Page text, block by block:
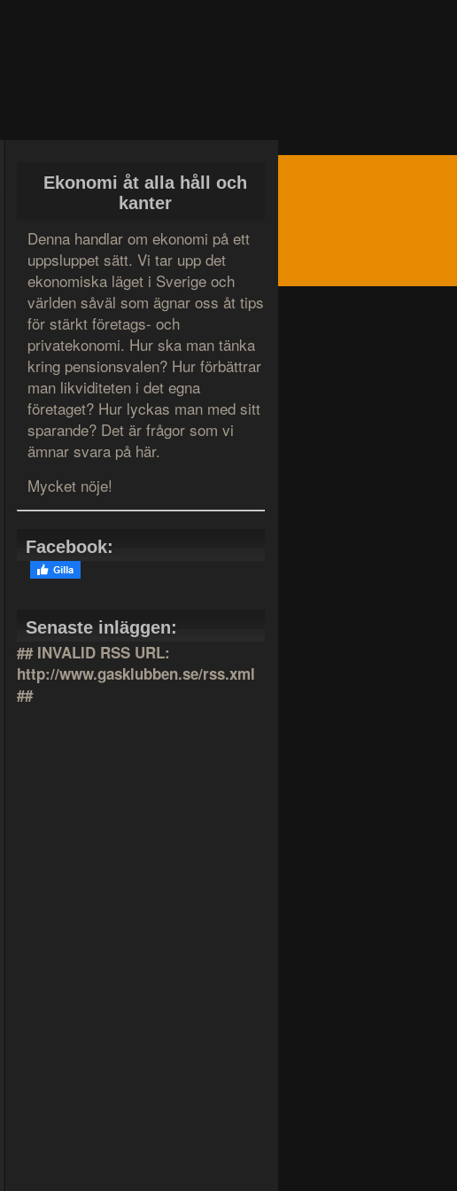
Ekonomi åt alla håll och
kanter
Denna handlar om ekonomi på ett
uppsluppet sätt. Vi tar upp det
ekonomiska läget i Sverige och
världen såväl som ägnar oss åt tips
för stärkt företags- och
privatekonomi. Hur ska man tänka
kring pensionsvalen? Hur förbättrar
man likviditeten i det egna
företaget? Hur lyckas man med sitt
sparande? Det är frågor som vi
ämnar svara på här.
Mycket nöje!
Facebook:
Senaste inläggen:
## INVALID RSS URL:
http://www.gasklubben.se/rss.xml
##